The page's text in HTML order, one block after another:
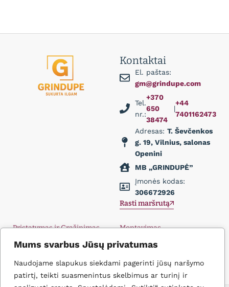
Mums svarbus Jūsų privatumas
Naudojame slapukus siekdami pagerinti jūsų naršymo
patirtį, teikti suasmenintus skelbimus ar turinį ir
Kontaktai
El. paštas:
gm@grindupe.com
Tel.
nr.:
+370
650
38474
|
+44
7401162473
Adresas: T. Ševčenkos
g. 19, Vilnius, salonas
Openini
MB „GRINDUPĖ”
Įmonės kodas:
306672926
Rasti maršrutą
Pristatymas ir Grąžinimas
Privatumo politika
Montavimas
Didmena
Kontaktai